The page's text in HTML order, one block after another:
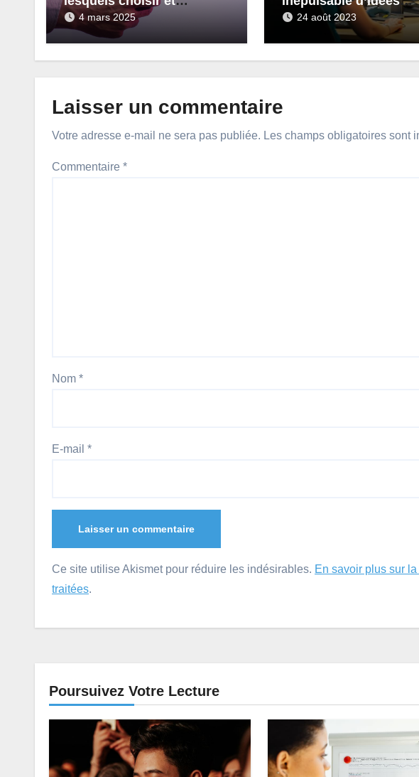
pourquoi ?
4 mars 2025
visuelles
24 août 2023
Laisser un commentaire
Votre adresse e-mail ne sera pas publiée. Les champs obligatoires sont
Commentaire *
Nom *
E-mail *
Ce site utilise Akismet pour réduire les indésirables. En savoir plus sur
traitées.
Poursuivez Votre Lecture